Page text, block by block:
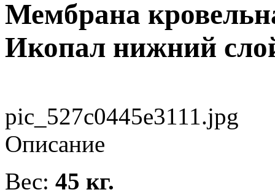
Мембрана
Икопал нижний
pic_527c0445e3111.jpg
Описание
Вес: 45 кг.